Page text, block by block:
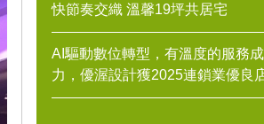
快節奏交織 溫馨19坪共居宅
AI驅動數位轉型，有溫度的服務
力，優渥設計獲2025連鎖業優良